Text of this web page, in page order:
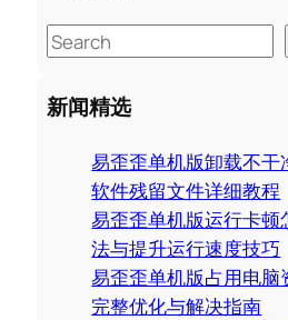
S
e
a
r
新闻精选
易歪歪单机版卸载不
软件残留文件详细教程
易歪歪单机版运行卡
法与提升运行速度技巧
易歪歪单机版占用电
完整优化与解决指南